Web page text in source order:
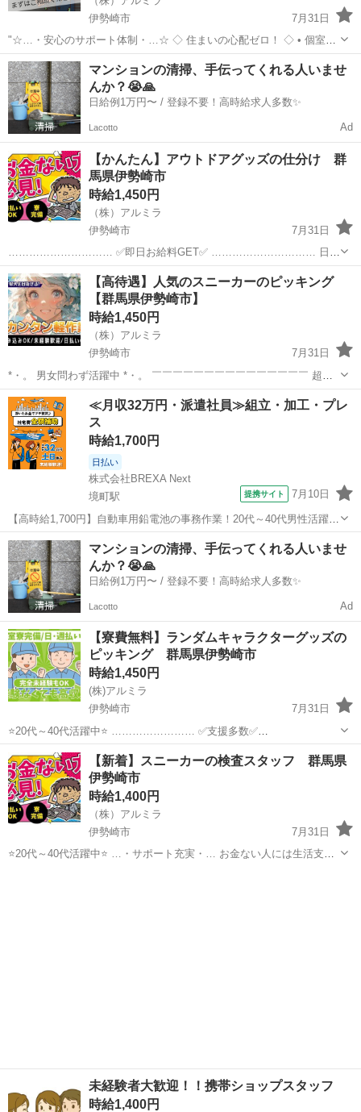
伊勢崎市
7月31日
"☆…・安心のサポート体制・…☆ ◇ 住まいの心配ゼロ！ ◇ • 個室1R
完全無料！ • 即日入寮OK！など ◇ 所持金ゼロでもスタートできる！
◇ • 食費・生活費のサポート • 移動費...
群馬 伊勢崎市 完全無料
マンションの清掃、手伝ってくれる人いませ
んか？😭🙏
日給例1万円〜 / 登録不要！高時給求人多数✨
Lacotto Ad
【かんたん】アウトドアグッズの仕分け 群
馬県伊勢崎市
時給1,450円
（株）アルミラ
伊勢崎市
7月31日
………………………… ✅即日お給料GET✅ ………………………… 日払
い制度で 働いた分のお金は即GET可能⭕ 1日でも 早くお金が欲しい方
には 嬉しい制度ですよね！ もちろ...
群馬 伊勢崎市 倉庫 時給
【高待遇】人気のスニーカーのピッキング
【群馬県伊勢崎市】
時給1,450円
（株）アルミラ
伊勢崎市
7月31日
*・。 男女問わず活躍中 *・。 ￣￣￣￣￣￣￣￣￣￣￣￣￣￣￣ 超カ
ンタン作業のみなので 経験や資格は必要ナシ！ 活躍中のスタッフさん
も約80％が未経験からのスタート♪ 初めてで不安な気持ちを ...
群馬 伊勢崎市 倉庫 時給
≪月収32万円・派遣社員≫組立・加工・プレ
ス
時給1,700円
日払い
株式会社BREXA Next
境町駅
提携サイト 7月10日
【高時給1,700円】自動車用鉛電池の事務作業！20代～40代男性活躍中
★嬉しい土日祝休み！マイカー通勤OK＆無料駐車場あり★赴任旅費会
社負担◎日払い可★社員食堂利用可！作業着無償貸与★《群馬県伊勢
崎市》 人気の工場のお仕...
群馬 伊勢崎市 その他
マンションの清掃、手伝ってくれる人いませ
んか？😭🙏
日給例1万円〜 / 登録不要！高時給求人多数✨
Lacotto Ad
【寮費無料】ランダムキャラクターグッズの
ピッキング 群馬県伊勢崎市
時給1,450円
(株)アルミラ
伊勢崎市
7月31日
⭐20代～40代活躍中⭐ …………………… ✅支援多数✅
…………………… お金ない人には生活支援金 携帯ない人にはレンタル
住む場所がない方には 寮もご用意します！ 即日入寮対応で 敷金・礼
金...
群馬 伊勢崎市 倉庫
【新着】スニーカーの検査スタッフ 群馬県
伊勢崎市
時給1,400円
（株）アルミラ
伊勢崎市
7月31日
⭐20代～40代活躍中⭐ …・サポート充実・… お金ない人には生活支援
未経験者大歓迎！！携帯ショップスタッフ
時給1,400円